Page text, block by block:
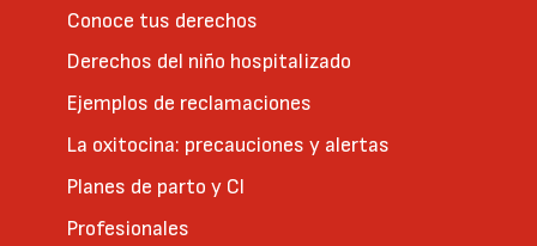
Conoce tus derechos
Derechos del niño hospitalizado
Ejemplos de reclamaciones
La oxitocina: precauciones y alertas
Planes de parto y CI
Profesionales